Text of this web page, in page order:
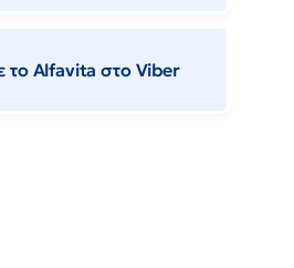
το Αlfavita στο Viber